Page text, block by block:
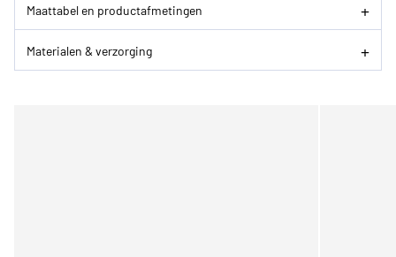
Maattabel en productafmetingen
Materialen & verzorging